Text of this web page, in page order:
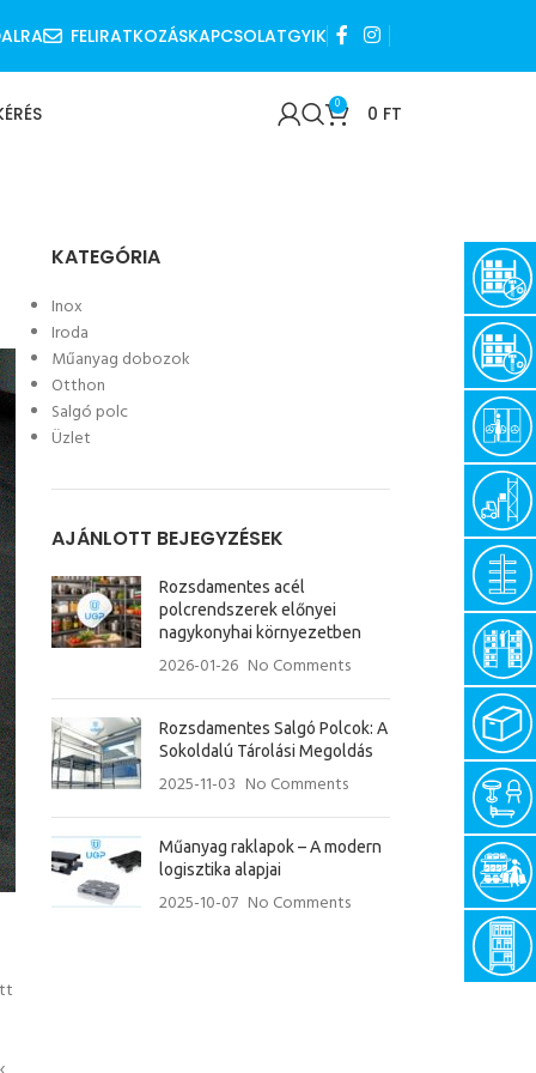
FELIRATKOZÁSKAPCSOLATGYIK
0 0 FT
KATEGÓRIA
Inox
Iroda
Műanyag dobozok
Otthon
Salgó polc
Üzlet
AJÁNLOTT BEJEGYZÉSEK
Rozsdamentes acél
polcrendszerek előnyei
nagykonyhai környezetben
2026-01-26 No Comments
Rozsdamentes Salgó Polcok: A
Sokoldalú Tárolási Megoldás
2025-11-03 No Comments
Műanyag raklapok – A modern
logisztika alapjai
2025-10-07 No Comments